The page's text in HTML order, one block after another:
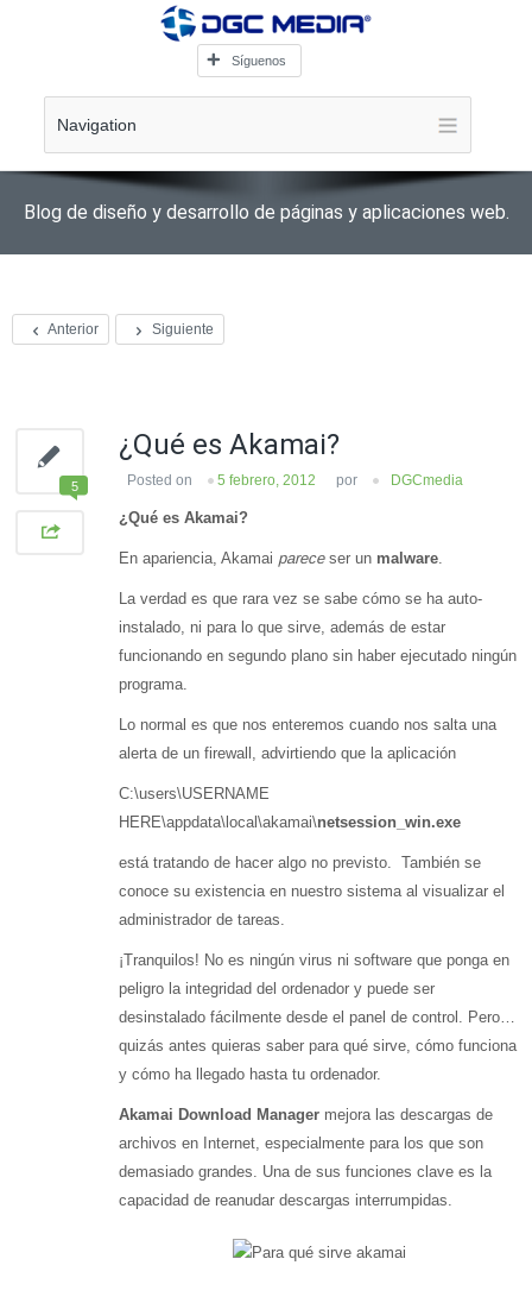
Síguenos
Navigation
Blog de diseño y desarrollo de páginas y aplicaciones web.
Anterior Siguiente
5
¿Qué es Akamai?
Posted on 5 febrero, 2012 por DGCmedia
¿Qué es Akamai?
En apariencia, Akamai parece ser un malware.
La verdad es que rara vez se sabe cómo se ha auto-
instalado, ni para lo que sirve, además de estar
funcionando en segundo plano sin haber ejecutado ningún
programa.
Lo normal es que nos enteremos cuando nos salta una
alerta de un firewall, advirtiendo que la aplicación
C:\users\USERNAME
HERE\appdata\local\akamai\netsession_win.exe
está tratando de hacer algo no previsto. También se
conoce su existencia en nuestro sistema al visualizar el
administrador de tareas.
¡Tranquilos! No es ningún virus ni software que ponga en
peligro la integridad del ordenador y puede ser
desinstalado fácilmente desde el panel de control. Pero…
quizás antes quieras saber para qué sirve, cómo funciona
y cómo ha llegado hasta tu ordenador.
Akamai Download Manager mejora las descargas de
archivos en Internet, especialmente para los que son
demasiado grandes. Una de sus funciones clave es la
capacidad de reanudar descargas interrumpidas.